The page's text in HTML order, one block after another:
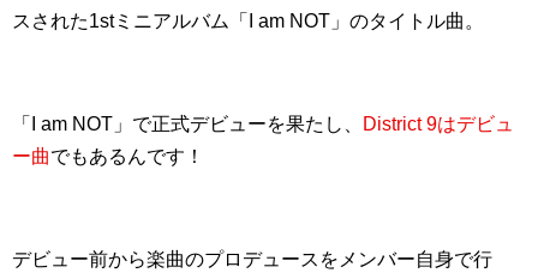
スされた1stミニアルバム「I am NOT」のタイトル曲。
「I am NOT」で正式デビューを果たし、
District 9はデビュ
ー曲でもあるんです！
デビュー前から楽曲のプロデュースをメンバー自身で行